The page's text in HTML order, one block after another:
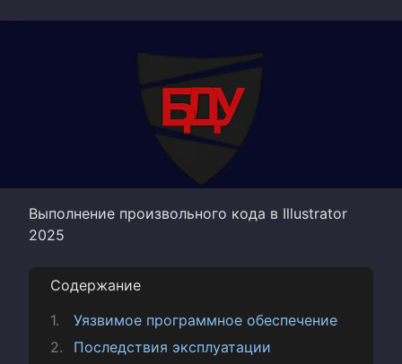
Выполнение произвольного кода в Illustrator
2025
Содержание
Уязвимое программное обеспечение
Последствия эксплуатации